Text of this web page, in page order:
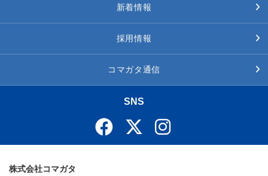
新着情報
採用情報
コマガタ通信
SNS
株式会社コマガタ